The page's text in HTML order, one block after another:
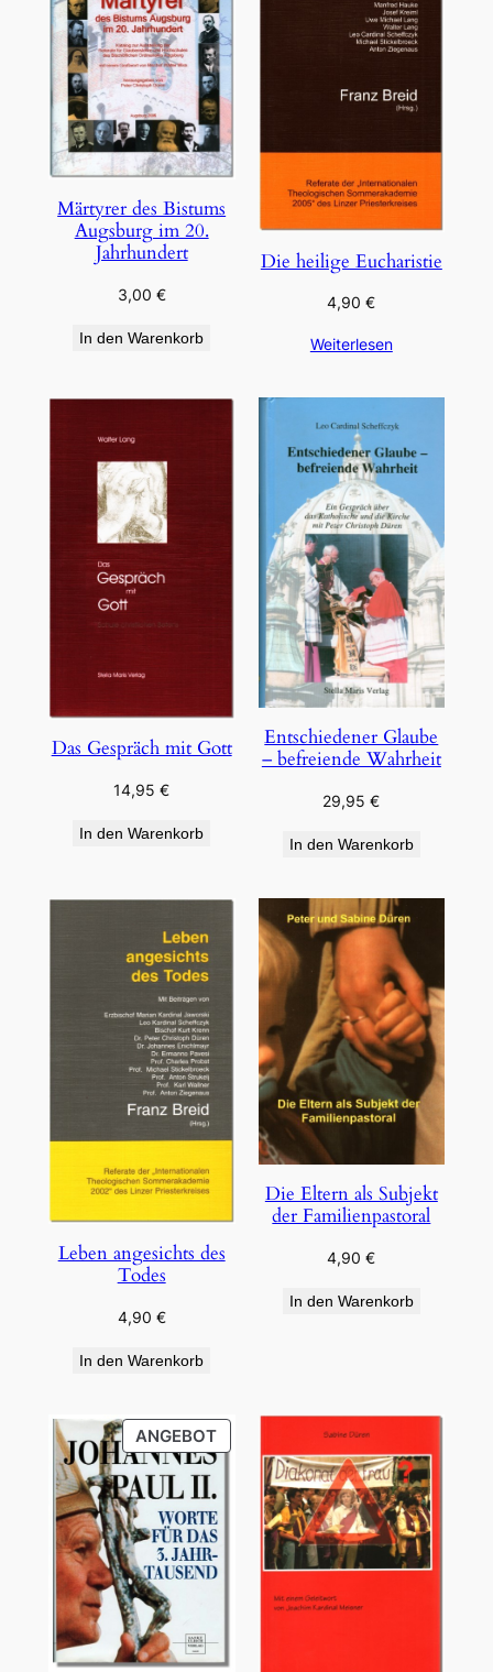
Märtyrer des Bistums
Augsburg im 20.
Jahrhundert
3,00 €
In den Warenkorb
Die heilige Eucharistie
4,90€
Weiterlesen
Das Gespräch mit Gott
14,95€
In den Warenkorb
Entschiedener Glaube
– befreiende Wahrheit
29,95€
In den Warenkorb
Leben angesichts des
Todes
4,90 €
In den Warenkorb
Die Eltern als Subjekt
der Familienpastoral
4,90€
In den Warenkorb
ANGEBOTPRODUKT
IM
ANGEBOT